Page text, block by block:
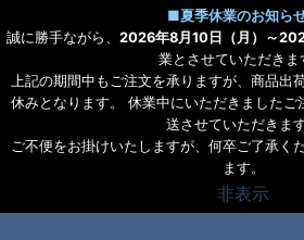
■夏季休業のお知ら
誠に勝手ながら、 2026年8月10日（月）～
業とさせていただきま
上記の期間中もご注文を承りますが、商品出
休みとなります。 休業中にいただきましたご
送させていただきます
ご不便をお掛けいたしますが、何卒ご了承く
ます。
非表示